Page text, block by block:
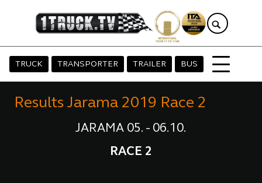
TRUCK TRANSPORTER TRAILER BUS
Results Jarama 2019 Race 2
JARAMA 05. - 06.10.
RACE 2